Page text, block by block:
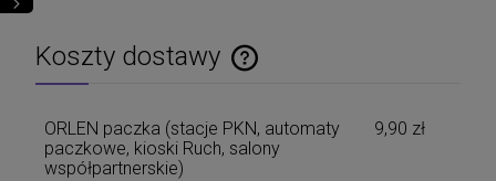
Koszty dostawy
Cena nie zawiera ewentualnych kosztów płatności
ORLEN paczka (stacje PKN, automaty
paczkowe, kioski Ruch, salony
współpartnerskie)
9,90 zł